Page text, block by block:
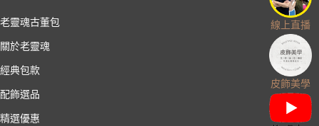
老靈魂古董包
關於老靈魂
經典包款
配飾選品
精選優惠
線上直播
皮飾美學